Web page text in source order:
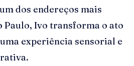
dos endereços mais
Paulo, Ivo transforma o ato
experiência sensorial e